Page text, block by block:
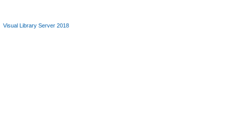
Visual Library Server 2018